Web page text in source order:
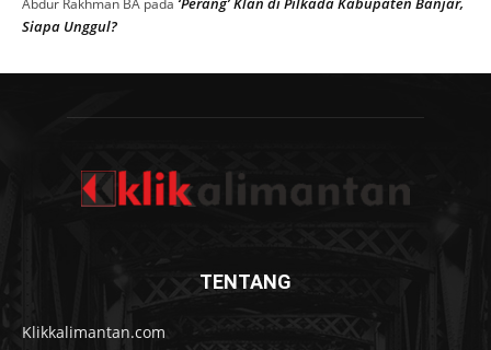
Siapa Unggul?
TENTANG
Klikkalimantan.com